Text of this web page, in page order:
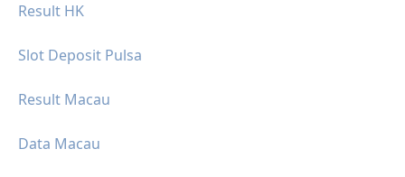
Result HK
Slot Deposit Pulsa
Result Macau
Data Macau